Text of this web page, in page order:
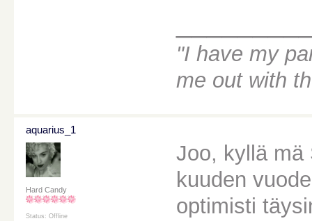
"I have my
me out with
aquarius_1
Hard Candy
Status: Offline
Joo, kyllä mä
kuuden
optimisti